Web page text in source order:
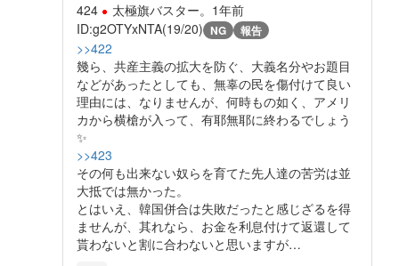
424 太極旗バスター。 1年前
ID:g2OTYxNTA(19/20) NG 報告
>>422
幾ら、共産主義の拡大を防ぐ、大義名分やお題目
などがあったとしても、無辜の民を傷付けて良い
理由には、なりませんが、何時もの如く、アメリ
カから横槍が入って、有耶無耶に終わるでしょう
✨️
>>423
その何も出来ない奴らを育てた先人達の苦労は並
大抵では無かった。
とはいえ、韓国併合は失敗だったと感じざるを得
ませんが、其れなら、お金を利息付けて返還して
貰わないと割に合わないと思いますが…